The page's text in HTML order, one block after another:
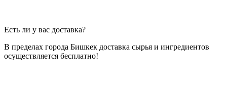
Есть ли у вас доставка?
В пределах города Бишкек доставка сырья и ингредиентов
осуществляется бесплатно!